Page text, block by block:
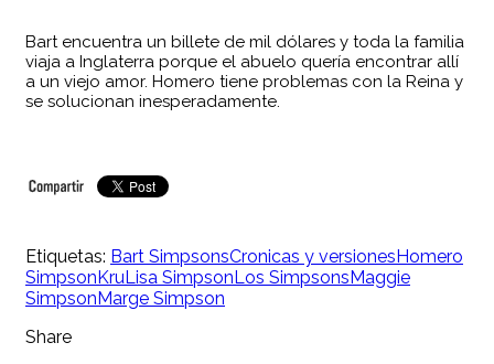
Bart encuentra un billete de mil dólares y toda la familia
viaja a Inglaterra porque el abuelo quería encontrar allí
a un viejo amor. Homero tiene problemas con la Reina y
se solucionan inesperadamente.
Etiquetas: Bart SimpsonsCronicas y versiones Homero
Simpson KruLisa Simpson Los Simpsons Maggie
Simpson Marge Simpson
Share